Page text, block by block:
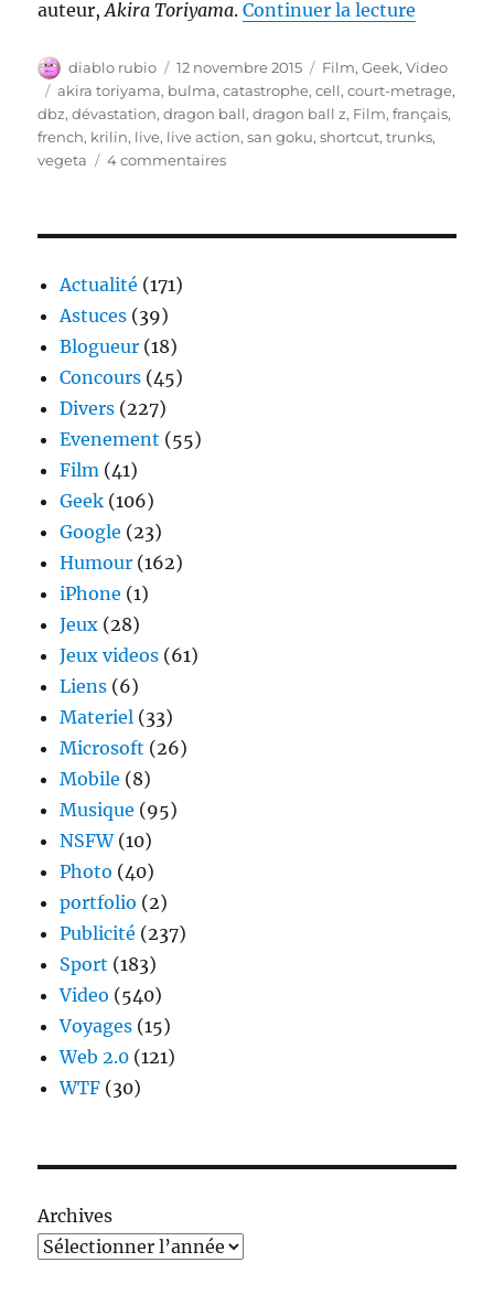
auteur,Akira Toriyama.Continuer la lecture
Auteur
diablo rubio
Publié
le
12 novembre 2015 Catégories
Film,Geek,Video
Étiquettes
akira toriyama, bulma,catastrophe,cell,court-metrage,
dbz,dévastation,dragon ball,dragon ball z, Film,français,
french, krilin, live, live action,san goku,shortcut,trunks,
vegeta
4 commentairessur
Actualité (171)
Astuces (39)
Blogueur (18)
Concours (45)
Divers (227)
Evenement (55)
Film (41)
Geek (106)
Google (23)
Humour (162)
iPhone (1)
Jeux (28)
Jeux videos (61)
Liens (6)
Materiel (33)
Microsoft (26)
Mobile (8)
Musique (95)
NSFW(10)
Photo (40)
portfolio (2)
Publicité (237)
Sport (183)
Video (540)
Voyages (15)
Web 2.0 (121)
WTF (30)
Archives